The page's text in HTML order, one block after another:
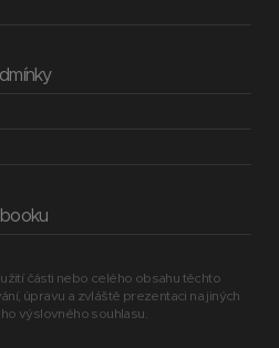
části nebo celého obsahu těchto
úpravu a zvláště prezentaci na jiných
výslovného souhlasu.